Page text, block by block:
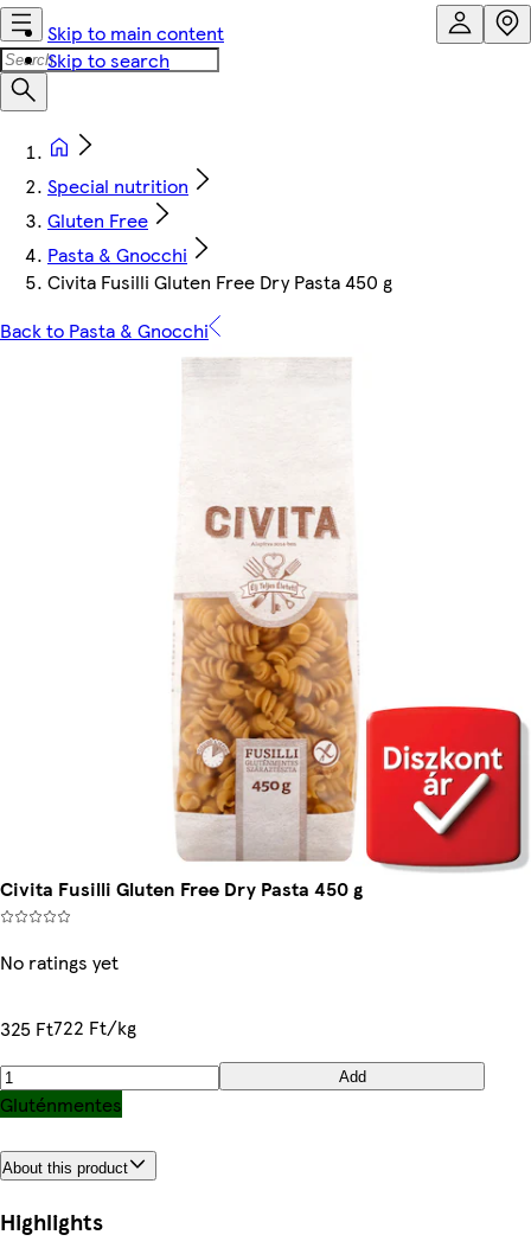
Skip to main content
Skip to search
Special nutrition
Gluten Free
Pasta & Gnocchi
Civita Fusilli Gluten Free Dry Pasta 450 g
Back to Pasta & Gnocchi
Civita Fusilli Gluten Free Dry Pasta 450 g
No ratings yet
325 Ft722 Ft/kg
Add
Gluténmentes
About this product
Highlights